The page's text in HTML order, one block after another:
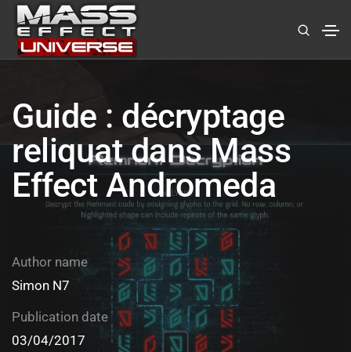
Guide : décryptage
reliquat dans Mass
Effect Andromeda
Author name
Simon N7
Publication date
03/04/2017